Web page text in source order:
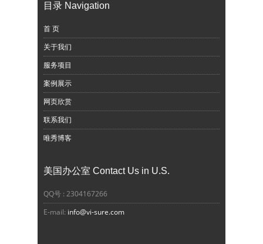
目录 Navigation
首 页
关于我们
服务项目
案例展示
网页欣赏
联系我们
唯秀博客
美国办公室 Contact Us in U.S.
QQ号 : 2304167266
E-mail: info@vi-sure.com